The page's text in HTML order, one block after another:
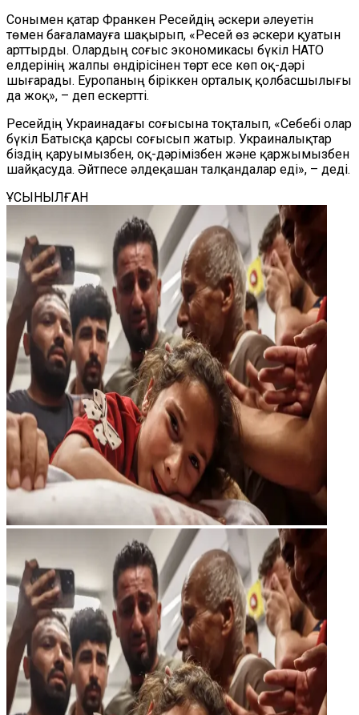
Сонымен қатар Франкен Ресейдің әскери әлеуетін
төмен бағаламауға шақырып, «Ресей өз әскери қуатын
арттырды. Олардың соғыс экономикасы бүкіл НАТО
елдерінің жалпы өндірісінен төрт есе көп оқ-дәрі
шығарады. Еуропаның біріккен орталық қолбасшылығы
да жоқ», – деп ескертті.
Ресейдің Украинадағы соғысына тоқталып, «Себебі олар
бүкіл Батысқа қарсы соғысып жатыр. Украиналықтар
біздің қаруымызбен, оқ-дәрімізбен және қаржымызбен
шайқасуда. Әйтпесе әлдеқашан талқандалар еді», – деді.
ҰСЫНЫЛҒАН